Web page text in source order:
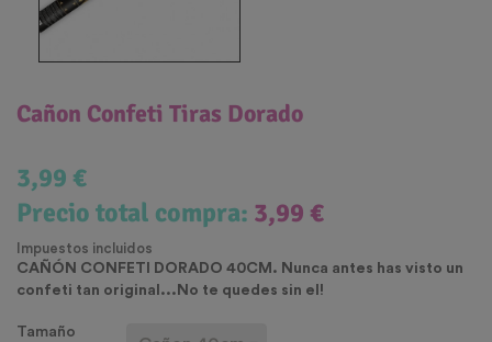
Cañon Confeti Tiras Dorado
3,99 €
Precio total compra: 3,99 €
Impuestos incluidos
CAÑÓN CONFETI DORADO 40CM. Nunca antes has visto un
confeti tan original...No te quedes sin el!
Tamaño